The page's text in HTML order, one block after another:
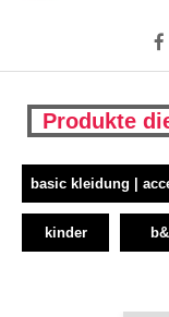
Produkte
basic kleidung |
kinder